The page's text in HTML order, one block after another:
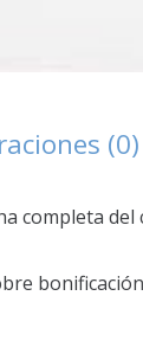
(0)
completa del